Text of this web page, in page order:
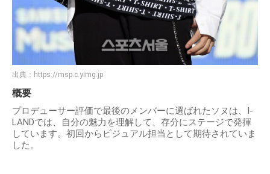
出典： https://msp.c.yimg.jp
概要
プロデューサー評価で最後のメンバーに選ばれたソヌは、I-
LANDでは、自分の魅力を理解して、存分にステージで発揮
しています。初回からビジュアル担当として期待されていま
した。